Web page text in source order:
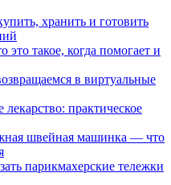
хранить и готовить
это такое, когда помогает и
в виртуальные
лекарство: практическое
швейная машинка — что
парикмахерские тележки